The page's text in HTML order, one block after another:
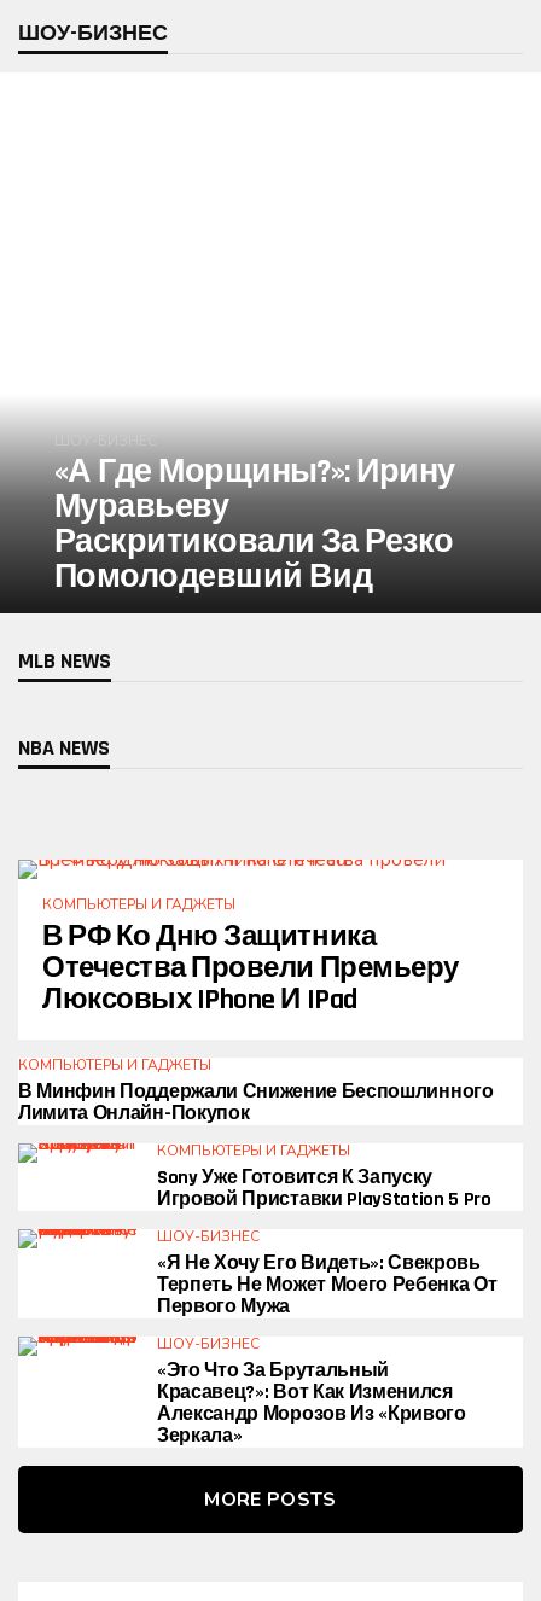
ШОУ-БИЗНЕС
«А Где Морщины?»: Ирину
Муравьеву
Раскритиковали За Резко
Помолодевший Вид
MLB NEWS
NBA NEWS
КОМПЬЮТЕРЫ И ГАДЖЕТЫ
В РФ Ко Дню Защитника
Отечества Провели Премьеру
Люксовых IPhone И IPad
КОМПЬЮТЕРЫ И ГАДЖЕТЫ
В Минфин Поддержали Снижение Беспошлинного
Лимита Онлайн-Покупок
КОМПЬЮТЕРЫ И ГАДЖЕТЫ
Sony Уже Готовится К Запуску
Игровой Приставки PlayStation 5 Pro
ШОУ-БИЗНЕС
«Я Не Хочу Его Видеть»: Свекровь
Терпеть Не Может Моего Ребенка От
Первого Мужа
ШОУ-БИЗНЕС
«Это Что За Брутальный
Красавец?»: Вот Как Изменился
Александр Морозов Из «Кривого
Зеркала»
MORE POSTS